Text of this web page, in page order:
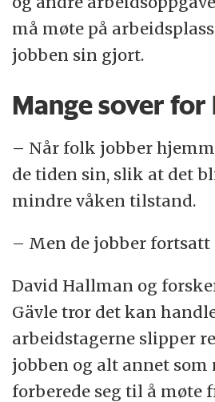
må møte på
jobben sin gjort.
Mange sover for
– Når folk jobber
de tiden sin, slik at det
mindre våken tilstand.
– Men de jobber fortsatt
David Hallman og
Gävle tror det kan
arbeidstagerne slipper
jobben og alt annet som
forberede seg til å møte